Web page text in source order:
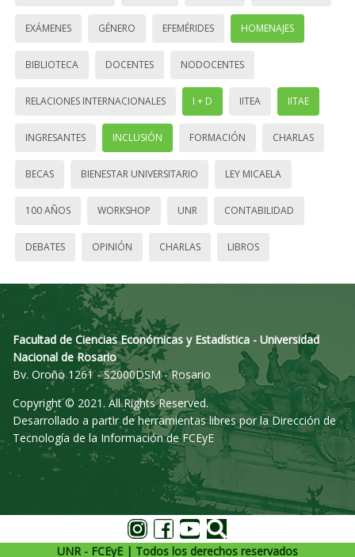
EXÁMENES GÉNERO EFEMÉRIDES HOMENAJES
BIBLIOTECA DOCENTES NODOCENTES
RELACIONES INTERNACIONALES I + D IITEA IITAE
INGRESANTES INCLUSIÓN FORMACIÓN CHARLAS
BECAS BIENESTAR UNIVERSITARIO LEY MICAELA
100 AÑOS WORKSHOP UNR CONTABILIDAD
DEBATES OPINIÓN CHARLAS LIBROS
Facultad de Ciencias Económicas y Estadística - Universidad
Nacional de Rosario
Bv. Oroño 1261 - S2000DSM - Rosario
Copyright © 2021. All Rights Reserved.
Desarrollado a partir de herramientas libres por la Dirección de
Tecnología de la Información de FCEyE
UNR - FCEyE | Todos los derechos reservados